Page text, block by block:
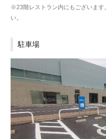
※23階レストラン内にもございます
い。
駐車場